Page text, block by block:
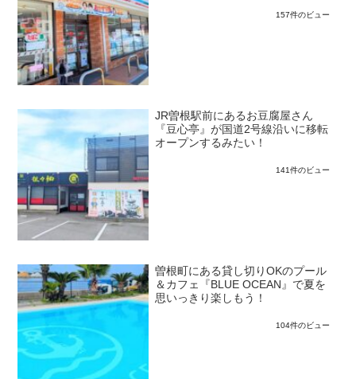
157件のビュー
JR曽根駅前にあるお豆腐屋さん
『豆心亭』が国道2号線沿いに移転
オープンするみたい！
141件のビュー
曽根町にある貸し切りOKのプール
＆カフェ『BLUE OCEAN』で夏を
思いっきり楽しもう！
104件のビュー